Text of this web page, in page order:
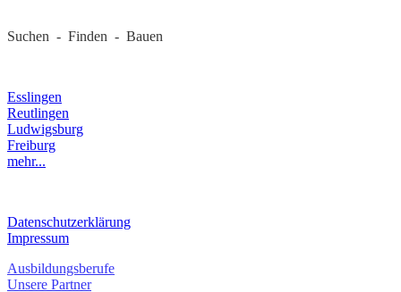
Suchen - Finden - Bauen
Esslingen
Reutlingen
Ludwigsburg
Freiburg
mehr...
Datenschutzerklärung
Impressum
Ausbildungsberufe
Unsere Partner